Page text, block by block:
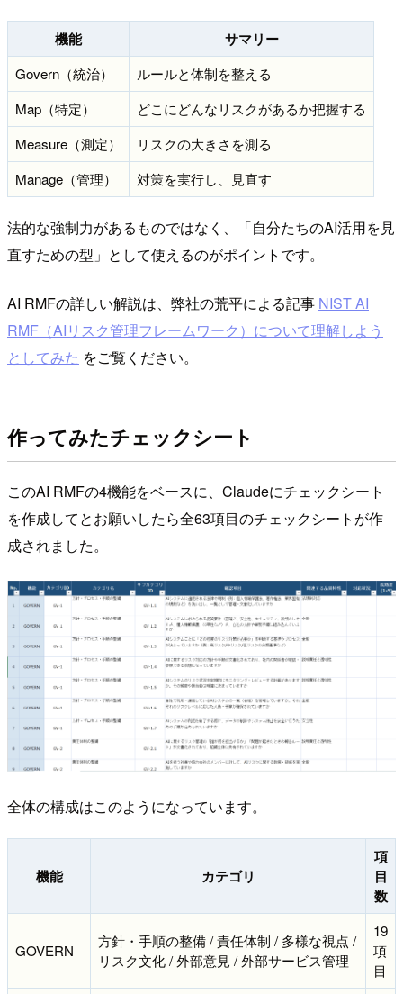
機能 サマリー
Govern（統治）
ルールと体制を整える
Map（特定）
どこにどんなリスクがあるか把握する
Measure（測定）
リスクの大きさを測る
Manage（管理）
対策を実行し、見直す
法的な強制力があるものではなく、「自分たちのAI活用を見
直すための型」として使えるのがポイントです。
AI RMFの詳しい解説は、弊社の荒平による記事 NIST AI
RMF（AIリスク管理フレームワーク）について理解しよう
としてみた をご覧ください。
作ってみたチェックシート
このAI RMFの4機能をベースに、Claudeにチェックシート
を作成してとお願いしたら全63項目のチェックシートが作
成されました。
全体の構成はこのようになっています。
機能 カテゴリ
項
目
数
GOVERN
方針・手順の整備 / 責任体制 / 多様な視点 /
リスク文化 / 外部意見 / 外部サービス管理
19
項
目